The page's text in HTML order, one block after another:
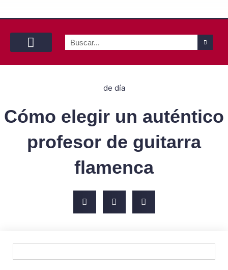
Buscar
de día
Cómo elegir un auténtico
profesor de guitarra
flamenca